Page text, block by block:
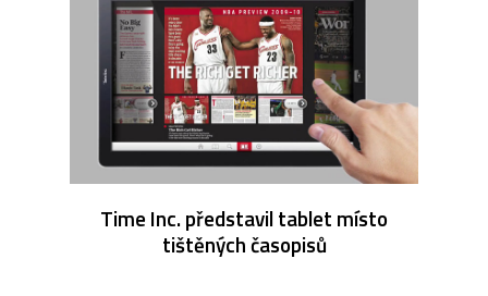
Time Inc. představil tablet místo
tištěných časopisů